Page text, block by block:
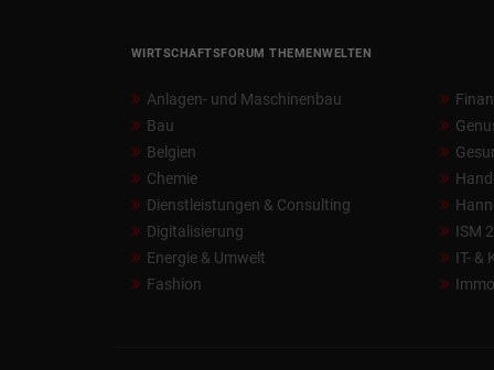
WIRTSCHAFTSFORUM THEMENWELTEN
Anlagen- und Maschinenbau
Bau
Belgien
Chemie
Dienstleistungen & Consulting
Digitalisierung
Energie & Umwelt
Fashion
ISM
IT- &